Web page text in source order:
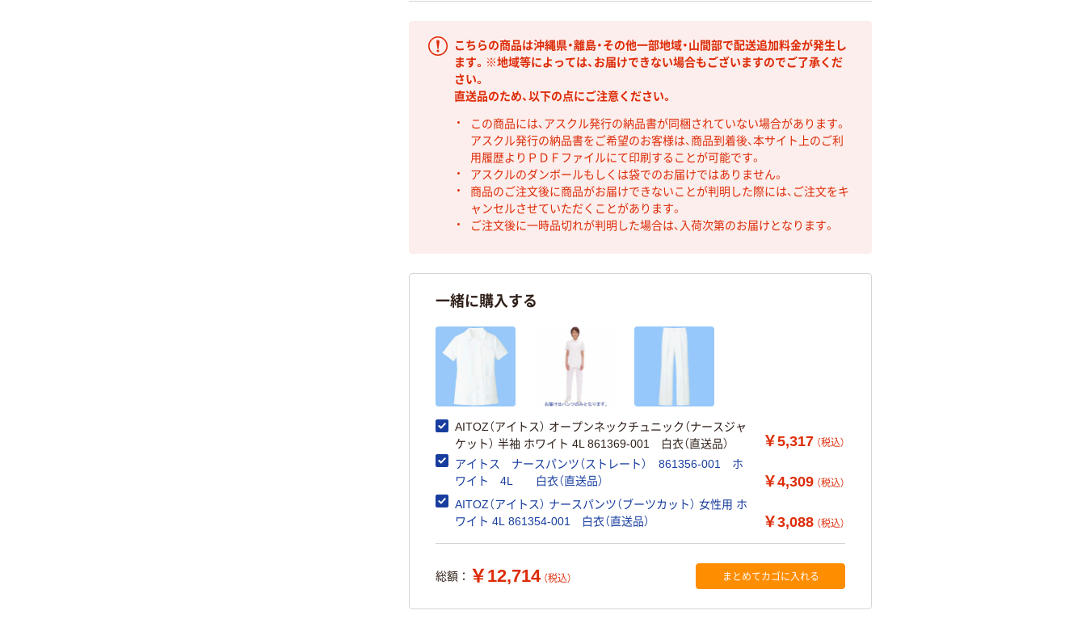
こちらの商品は沖縄県・離島・その他一部地域・山間部で配送追加料金が発生し
ます。※地域等によっては、お届けできない場合もございますのでご了承くだ
さい。
直送品のため、以下の点にご注意ください。
この商品には、アスクル発行の納品書が同梱されていない場合があります。
アスクル発行の納品書をご希望のお客様は、商品到着後、本サイト上のご利
用履歴よりＰＤＦファイルにて印刷することが可能です。
アスクルのダンボールもしくは袋でのお届けではありません。
商品のご注文後に商品がお届けできないことが判明した際には、ご注文をキ
ャンセルさせていただくことがあります。
ご注文後に一時品切れが判明した場合は、入荷次第のお届けとなります。
一緒に購入する
AITOZ（アイトス） オープンネックチュニック（ナースジャ
ケット） 半袖 ホワイト 4L 861369-001 白衣（直送品）
￥5,317 （税込）
アイトス ナースパンツ（ストレート） 861356-001 ホ
ワイト 4L 白衣（直送品）
￥4,309 （税込）
AITOZ（アイトス） ナースパンツ（ブーツカット） 女性用 ホ
ワイト 4L 861354-001 白衣（直送品）
￥3,088 （税込）
総額： ￥12,714 （税込） まとめてカゴに入れる